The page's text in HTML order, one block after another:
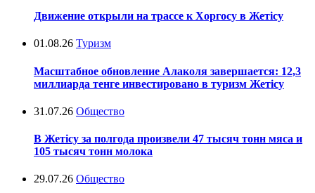
Движение открыли на трассе к Хоргосу в Жетісу
01.08.26 Туризм
Масштабное обновление Алаколя завершается: 12,3
миллиарда тенге инвестировано в туризм Жетісу
31.07.26 Общество
В Жетісу за полгода произвели 47 тысяч тонн мяса и
105 тысяч тонн молока
29.07.26 Общество